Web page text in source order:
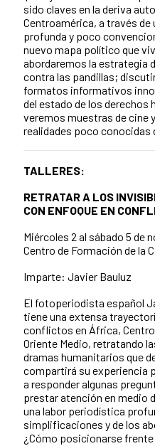
sido claves en la deriva
Centroamérica, a través
profunda y poco
nuevo mapa político que
abordaremos la estrategia
contra las pandillas;
formatos informativos
del estado de los derechos
veremos muestras de cine
realidades poco conocidas
TALLERES:
RETRATAR A LOS
CON ENFOQUE EN
Miércoles 2 al sábado 5 de
Centro de Formación de la
Imparte: Javier Bauluz
El fotoperiodista español
tiene una extensa
conflictos en África,
Oriente Medio, retratando
dramas humanitarios que
compartirá su experiencia
a responder algunas
prestar atención en medio
una labor periodística
simplificaciones y de los
¿Cómo posicionarse